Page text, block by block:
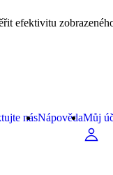
efektivitu
násNápovědaMůj